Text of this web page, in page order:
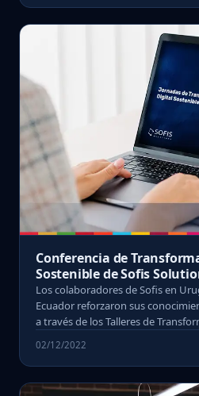
Conferencia de
Sostenible de Sofis
Los colaboradores de Sofis en
Ecuador reforzaron sus
a través de los Talleres de
02/12/2022